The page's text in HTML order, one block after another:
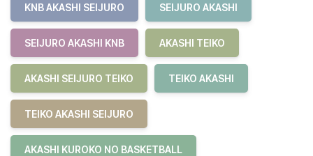
KNB AKASHI SEIJURO SEIJURO AKASHI
SEIJURO AKASHI KNB AKASHI TEIKO
AKASHI SEIJURO TEIKO TEIKO AKASHI
TEIKO AKASHI SEIJURO
AKASHI KUROKO NO BASKETBALL